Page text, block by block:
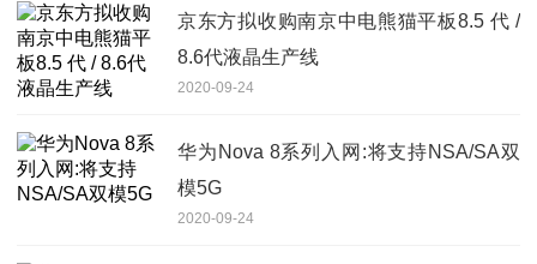
京东方拟收购南京中电熊猫平板8.5 代 /
8.6代液晶生产线
2020-09-24
华为Nova 8系列入网:将支持NSA/SA双
模5G
2020-09-24